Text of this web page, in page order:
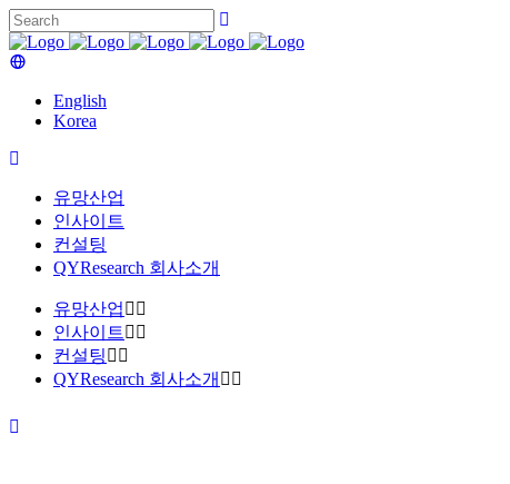
English
Korea
유망산업
인사이트
컨설팅
QYResearch 회사소개
유망산업
인사이트
컨설팅
QYResearch 회사소개